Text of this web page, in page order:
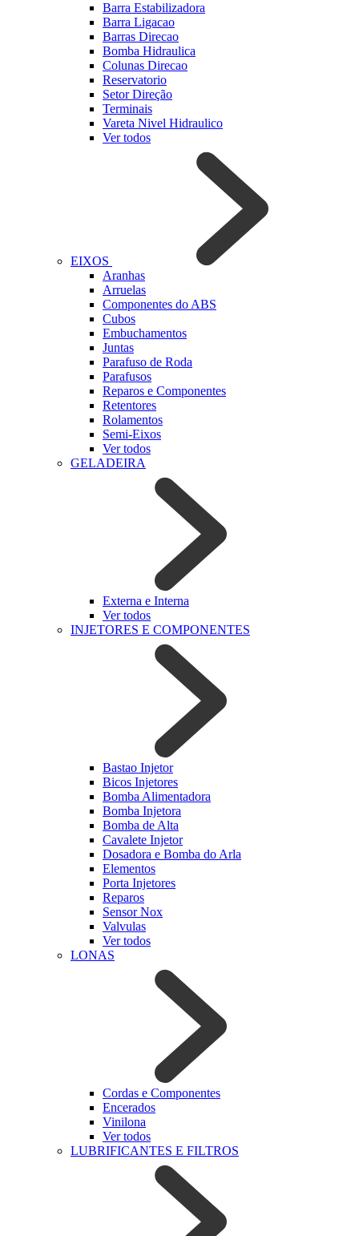
Barra Estabilizadora
Barra Ligacao
Barras Direcao
Bomba Hidraulica
Colunas Direcao
Reservatorio
Setor Direção
Terminais
Vareta Nivel Hidraulico
Ver todos
EIXOS
Aranhas
Arruelas
Componentes do ABS
Cubos
Embuchamentos
Juntas
Parafuso de Roda
Parafusos
Reparos e Componentes
Retentores
Rolamentos
Semi-Eixos
Ver todos
GELADEIRA
Externa e Interna
Ver todos
INJETORES E COMPONENTES
Bastao Injetor
Bicos Injetores
Bomba Alimentadora
Bomba Injetora
Bomba de Alta
Cavalete Injetor
Dosadora e Bomba do Arla
Elementos
Porta Injetores
Reparos
Sensor Nox
Valvulas
Ver todos
LONAS
Cordas e Componentes
Encerados
Vinilona
Ver todos
LUBRIFICANTES E FILTROS